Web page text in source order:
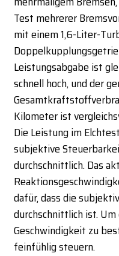
Test mehrerer
mit einem 1,6-Liter-
Leistungsabgabe ist
schnell hoch, und der
Kilometer ist
Die Leistung im
subjektive
durchschnittlich. Das
dafür, dass die
durchschnittlich ist.
Geschwindigkeit zu
feinfühlig steuern.